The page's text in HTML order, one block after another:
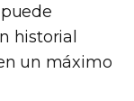
historial
un máximo